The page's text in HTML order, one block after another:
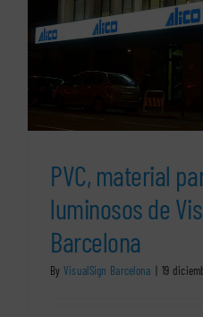
PVC, material
luminosos de
Barcelona
By VisualSign Barcelona 19